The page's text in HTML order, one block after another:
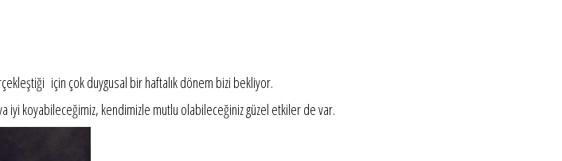
için çok duygusal bir haftalık dönem bizi bekliyor.
iyi koyabileceğimiz, kendimizle mutlu olabileceğiniz güzel etkiler de var.